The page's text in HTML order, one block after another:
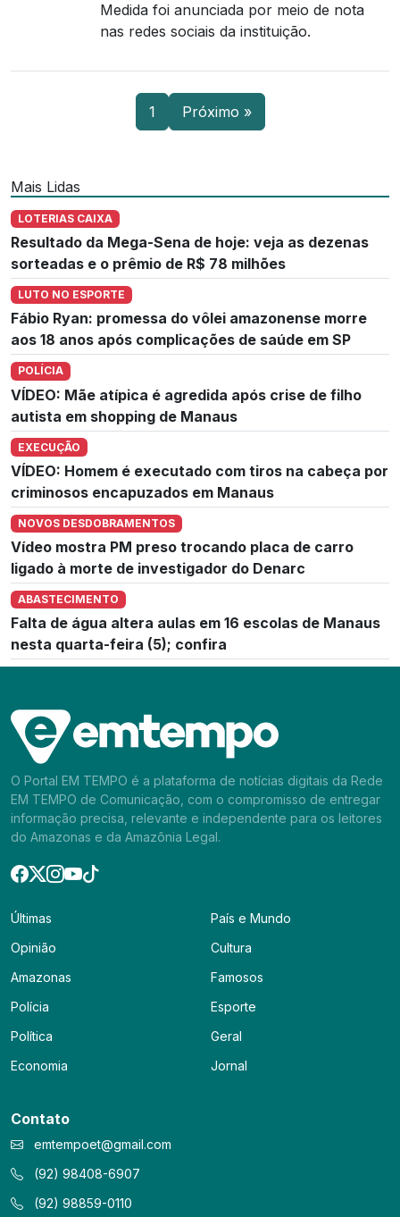
Medida foi anunciada por meio de nota
nas redes sociais da instituição.
1 Próximo »
Mais Lidas
LOTERIAS CAIXA
Resultado da Mega-Sena de hoje: veja as dezenas
sorteadas e o prêmio de R$ 78 milhões
LUTO NO ESPORTE
Fábio Ryan: promessa do vôlei amazonense morre
aos 18 anos após complicações de saúde em SP
POLÍCIA
VÍDEO: Mãe atípica é agredida após crise de filho
autista em shopping de Manaus
EXECUÇÃO
VÍDEO: Homem é executado com tiros na cabeça por
criminosos encapuzados em Manaus
NOVOS DESDOBRAMENTOS
Vídeo mostra PM preso trocando placa de carro
ligado à morte de investigador do Denarc
ABASTECIMENTO
Falta de água altera aulas em 16 escolas de Manaus
nesta quarta-feira (5); confira
O Portal EM TEMPO é a plataforma de notícias digitais da Rede
EM TEMPO de Comunicação, com o compromisso de entregar
informação precisa, relevante e independente para os leitores
do Amazonas e da Amazônia Legal.
Últimas
Opinião
Amazonas
Polícia
Política
Economia
País e Mundo
Cultura
Famosos
Esporte
Geral
Jornal
Contato
emtempoet@gmail.com
(92) 98408-6907
(92) 98859-0110